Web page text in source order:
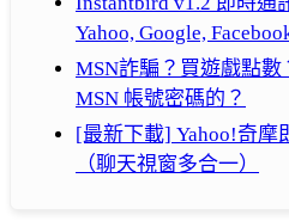
Yahoo, Google, Facebook
MSN詐騙？買遊戲點
MSN 帳號密碼的？
[最新下載] Yahoo!奇摩
（聊天視窗多合一）